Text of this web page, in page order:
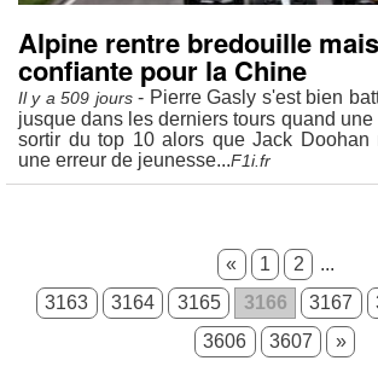
Alpine rentre bredouille
confiante pour la Chine
Il y a 509 jours- Pierre Gasly s'est bien
jusque dans les derniers tours quand
sortir du top 10 alors que Jack Doohan
une erreur de jeunesse...F1i.fr
« 1 2
...
3163
3164 3165 3166 3167
3606
3607 »